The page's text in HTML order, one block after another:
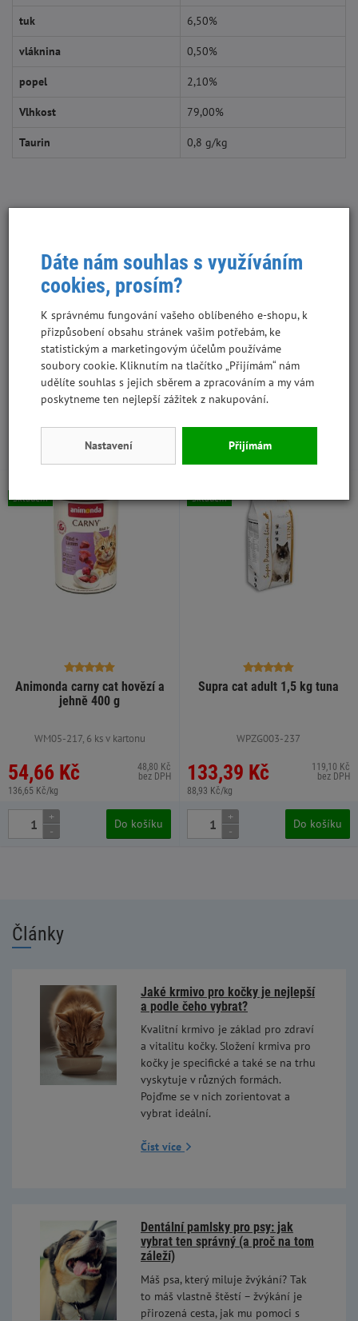
tuk 6,50%
vláknina 0,50%
popel 2,10%
Vlhkost 79,00%
Taurin 0,8 g/kg
190 - 245
220 - 285
250 - 320
S tímto produktem lidé kupují:
Animonda carny cat hovězí a
jehně 400 g
WM05-217, 6 ks v kartonu
54,66 Kč
136,65 Kč/kg
48,80 Kč
bez DPH
Skladem
+
-
Do košíku
Supra cat adult 1,5 kg tuna
WPZG003-237
133,39 Kč
88,93 Kč/kg
119,10 Kč
bez DPH
Skladem
+
-
Do košíku
Články
Jaké krmivo pro kočky je nejlepší
a podle čeho vybrat?
Kvalitní krmivo je základ pro zdraví
a vitalitu kočky. Složení krmiva pro
kočky je specifické a také se na trhu
vyskytuje v různých formách.
Pojďme se v nich zorientovat a
vybrat ideální.
Číst více
Dentální pamlsky pro psy: jak
vybrat ten správný (a proč na tom
záleží)
Máš psa, který miluje žvýkání? Tak
to máš vlastně štěstí – žvýkání je
přirozená cesta, jak mu pomoci s
Dáte nám souhlas s využíváním
cookies, prosím?
K správnému fungování vašeho oblíbeného e-shopu, k
přizpůsobení obsahu stránek vašim potřebám, ke
statistickým a marketingovým účelům používáme
soubory cookie. Kliknutím na tlačítko „Přijímám“ nám
udělíte souhlas s jejich sběrem a zpracováním a my vám
poskytneme ten nejlepší zážitek z nakupování.
Nastavení Přijímám